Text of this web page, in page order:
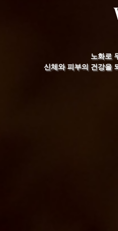
노화로
신체와 피부의 건강을